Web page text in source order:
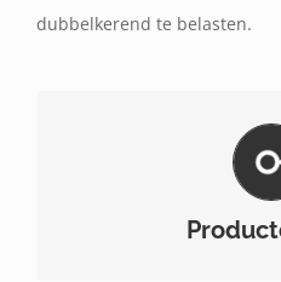
dubbelkerend te belasten.
Bekijk hier de
en afmetingen